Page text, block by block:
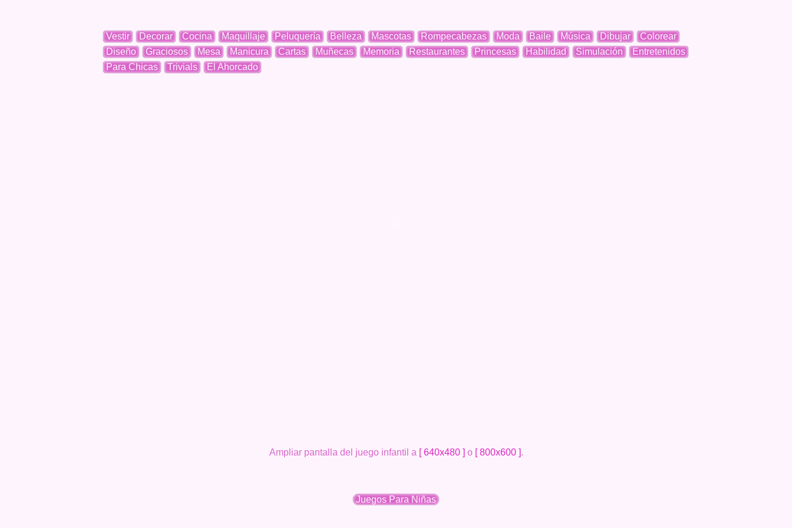
Vestir Decorar Cocina Maquillaje Peluquería Belleza Mascotas Rompecabezas Moda Baile Música Dibujar
Colorear
Diseño
Graciosos Mesa Manicura Cartas Muñecas Memoria Restaurantes Princesas Habilidad Simulación
Entretenidos
Para Chicas
Trivials El Ahorcado
Ampliar pantalla del juego infantil a [ 640x480 ] o [ 800x600 ].
Juegos Para Niñas